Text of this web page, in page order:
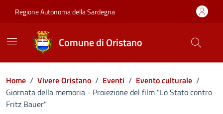
Regione Autonoma della Sardegna
Comune di Oristano
Home / Vivere Oristano / Eventi / Evento culturale /
Giornata della memoria - Proiezione del film "Lo Stato contro
Fritz Bauer"